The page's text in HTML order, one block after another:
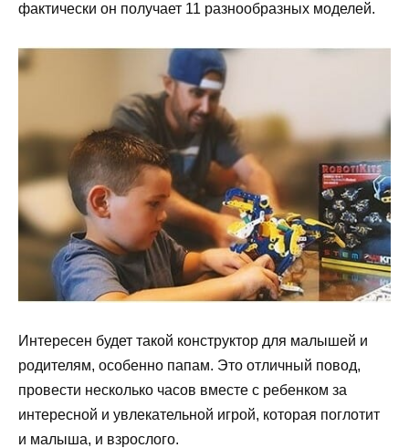
фактически он получает 11 разнообразных моделей.
Интересен будет такой конструктор для малышей и
родителям, особенно папам. Это отличный повод,
провести несколько часов вместе с ребенком за
интересной и увлекательной игрой, которая поглотит
и малыша, и взрослого.